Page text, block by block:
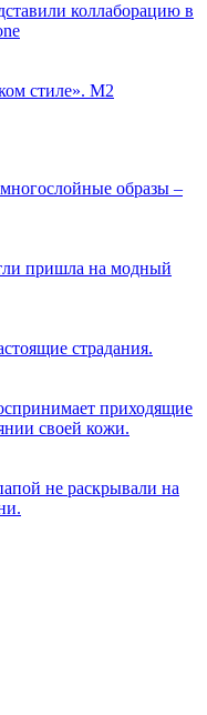
коллаборацию в
стиле». М2
образы –
пришла на модный
страдания.
приходящие
своей кожи.
не раскрывали на